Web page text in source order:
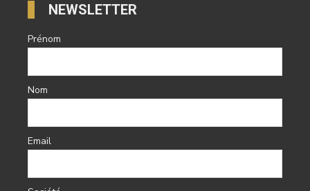
NEWSLETTER
Prénom
Nom
Email